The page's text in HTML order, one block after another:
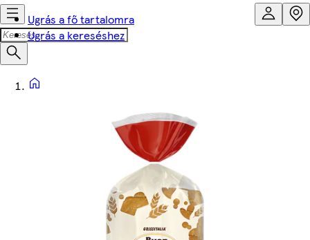
Ugrás a fő tartalomra
Ugrás a kereséshez